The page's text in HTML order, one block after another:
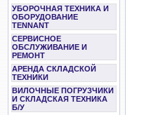
УБОРОЧНАЯ ТЕХНИКА И
ОБОРУДОВАНИЕ
TENNANT
СЕРВИСНОЕ
ОБСЛУЖИВАНИЕ И
РЕМОНТ
АРЕНДА СКЛАДСКОЙ
ТЕХНИКИ
ВИЛОЧНЫЕ ПОГРУЗЧИКИ
И СКЛАДСКАЯ ТЕХНИКА
Б/У